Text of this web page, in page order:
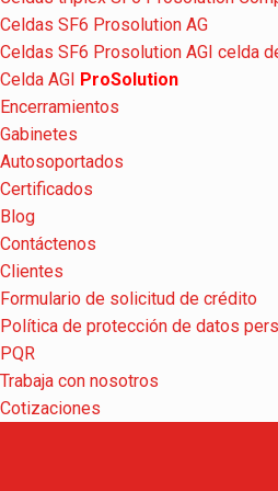
Celdas SF6 Prosolution AG
Celdas SF6 Prosolution AGI celda
Celda AGI ProSolution
Encerramientos
Gabinetes
Autosoportados
Certificados
Blog
Contáctenos
Clientes
Formulario de solicitud de crédito
Política de protección de datos
PQR
Trabaja con nosotros
Cotizaciones